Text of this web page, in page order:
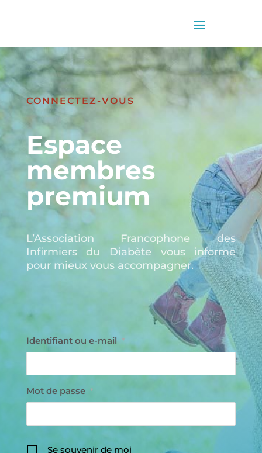
CONNECTEZ-VOUS
Espace
membres
premium
L’Association Francophone des
Infirmiers du Diabète vous informe
pour mieux vous accompagner.
Identifiant ou e-mail *
Mot de passe *
Se souvenir de moi